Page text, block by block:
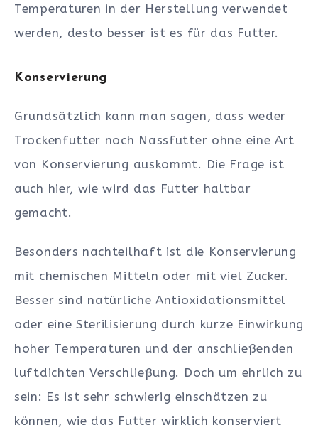
Temperaturen in der Herstellung verwendet
werden, desto besser ist es für das Futter.
Konservierung
Grundsätzlich kann man sagen, dass weder
Trockenfutter noch Nassfutter ohne eine Art
von Konservierung auskommt. Die Frage ist
auch hier, wie wird das Futter haltbar
gemacht.
Besonders nachteilhaft ist die Konservierung
mit chemischen Mitteln oder mit viel Zucker.
Besser sind natürliche Antioxidationsmittel
oder eine Sterilisierung durch kurze Einwirkung
hoher Temperaturen und der anschließenden
luftdichten Verschließung. Doch um ehrlich zu
sein: Es ist sehr schwierig einschätzen zu
können, wie das Futter wirklich konserviert